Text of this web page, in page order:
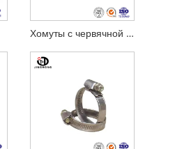
Хомуты с червячной передачей